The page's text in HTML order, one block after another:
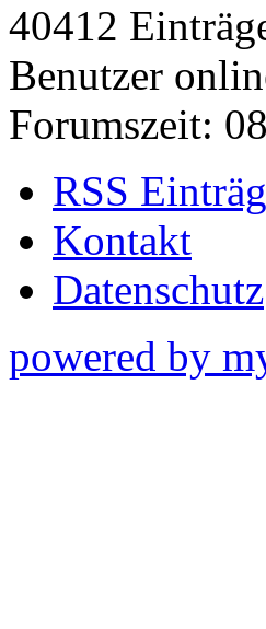
40412
Benutzer
Forumszeit:
RSS
Kontakt
Datenschutz
powered by